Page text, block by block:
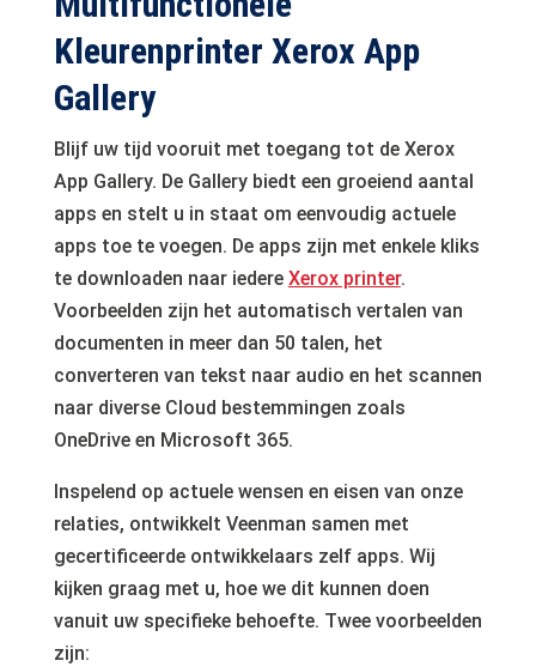
Kleurenprinter Xerox App
Gallery
Blijf uw tijd vooruit met toegang tot de Xerox
App Gallery. De Gallery biedt een groeiend aantal
apps en stelt u in staat om eenvoudig actuele
apps toe te voegen. De apps zijn met enkele kliks
te downloaden naar iedere Xerox printer.
Voorbeelden zijn het automatisch vertalen van
documenten in meer dan 50 talen, het
converteren van tekst naar audio en het scannen
naar diverse Cloud bestemmingen zoals
OneDrive en Microsoft 365.
Inspelend op actuele wensen en eisen van onze
relaties, ontwikkelt Veenman samen met
gecertificeerde ontwikkelaars zelf apps. Wij
kijken graag met u, hoe we dit kunnen doen
vanuit uw specifieke behoefte. Twee voorbeelden
zijn: